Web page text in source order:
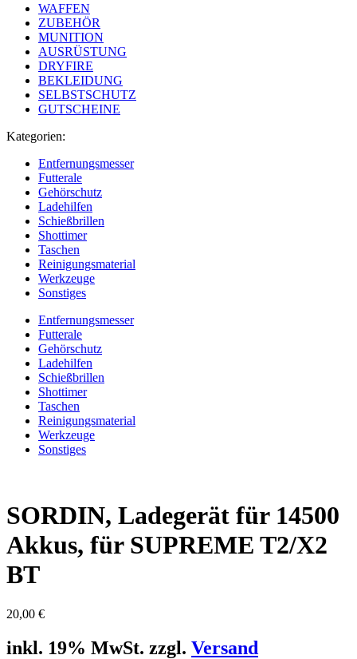
WAFFEN
ZUBEHÖR
MUNITION
AUSRÜSTUNG
DRYFIRE
BEKLEIDUNG
SELBSTSCHUTZ
GUTSCHEINE
Kategorien:
Entfernungsmesser
Futterale
Gehörschutz
Ladehilfen
Schießbrillen
Shottimer
Taschen
Reinigungsmaterial
Werkzeuge
Sonstiges
Entfernungsmesser
Futterale
Gehörschutz
Ladehilfen
Schießbrillen
Shottimer
Taschen
Reinigungsmaterial
Werkzeuge
Sonstiges
SORDIN, Ladegerät für 14500
Akkus, für SUPREME T2/X2
BT
20,00 €
inkl. 19% MwSt. zzgl. Versand